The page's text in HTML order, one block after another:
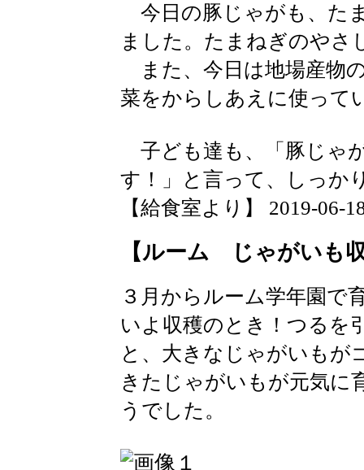
今日の豚じゃがも、た
ました。たまねぎのやさ
また、今日は地場産物
菜をからしあえに使って
子ども達も、「豚じゃ
す！」と言って、しっか
【給食室より】 2019-06-
【ルーム じゃがいも
３月からルーム学年園で
いよ収穫のとき！つるを
と、大きなじゃがいもが
きたじゃがいもが元気に
うでした。